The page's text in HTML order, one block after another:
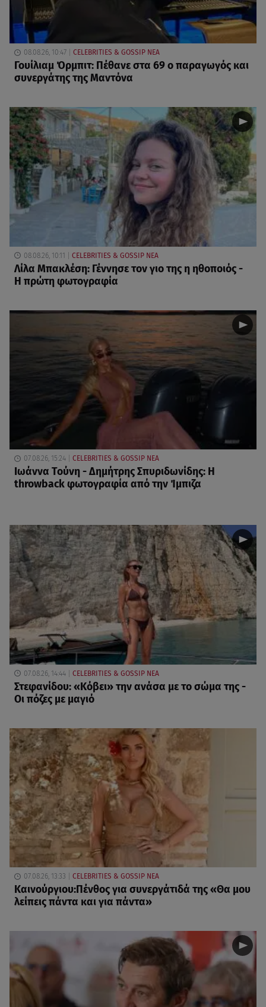
08.08.26, 10:47 CELEBRITIES & GOSSIP ΝΕΑ
Γουίλιαμ Όρμπιτ: Πέθανε στα 69 ο παραγωγός και
συνεργάτης της Μαντόνα
08.08.26, 10:11 CELEBRITIES & GOSSIP ΝΕΑ
Λίλα Μπακλέση: Γέννησε τον γιο της η ηθοποιός -
Η πρώτη φωτογραφία
07.08.26, 15:24 CELEBRITIES & GOSSIP ΝΕΑ
Ιωάννα Τούνη - Δημήτρης Σπυριδωνίδης: Η
throwback φωτογραφία από την Ίμπιζα
07.08.26, 14:44 CELEBRITIES & GOSSIP ΝΕΑ
Στεφανίδου: «Κόβει» την ανάσα με το σώμα της -
Οι πόζες με μαγιό
07.08.26, 13:33 CELEBRITIES & GOSSIP ΝΕΑ
Καινούργιου:Πένθος για συνεργάτιδά της «Θα μου
λείπεις πάντα και για πάντα»